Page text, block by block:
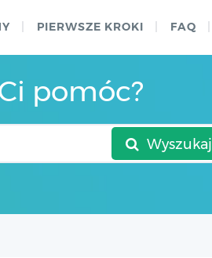
PIERWSZE KROKI FAQ
pomóc?
Wyszukaj